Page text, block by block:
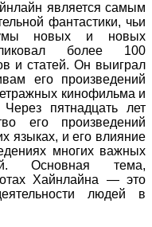
является самым
фантастики, чьи
умы новых и новых
более 100
и статей. Он выиграл
его произведений
кинофильма и
пятнадцать лет
его произведений
языках, и его влияние
многих важных
Основная тема,
Хайнлайна — это
людей в